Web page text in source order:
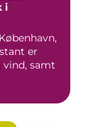
i
er
vind, samt